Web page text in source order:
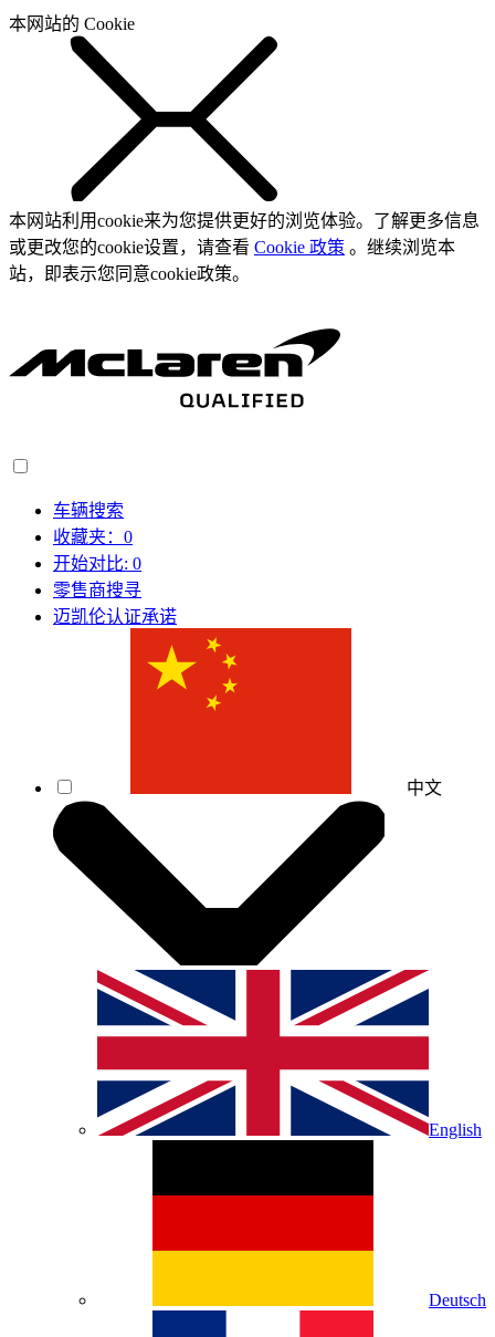
本网站的 Cookie
本网站利用cookie来为您提供更好的浏览体验。了解更多信息
或更改您的cookie设置，请查看 Cookie 政策 。继续浏览本
站，即表示您同意cookie政策。
车辆搜索
收藏夹： 0
开始对比: 0
零售商搜寻
迈凯伦认证承诺
中文
English
Deutsch